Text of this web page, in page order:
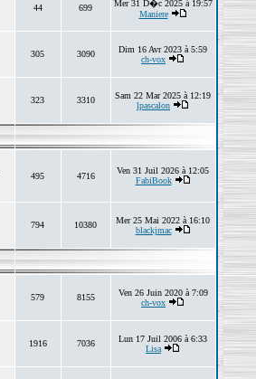
44 699
Mer 31 D�c 2025 à 19:57
Maniere
305 3090
Dim 16 Avr 2023 à 5:59
ch-vox
323 3310
Sam 22 Mar 2025 à 12:19
lpascalon
495 4716
Ven 31 Juil 2026 à 12:05
FabiBook
794 10380
Mer 25 Mai 2022 à 16:10
blackjmac
579 8155
Ven 26 Juin 2020 à 7:09
ch-vox
1916 7036
Lun 17 Juil 2006 à 6:33
Lisa